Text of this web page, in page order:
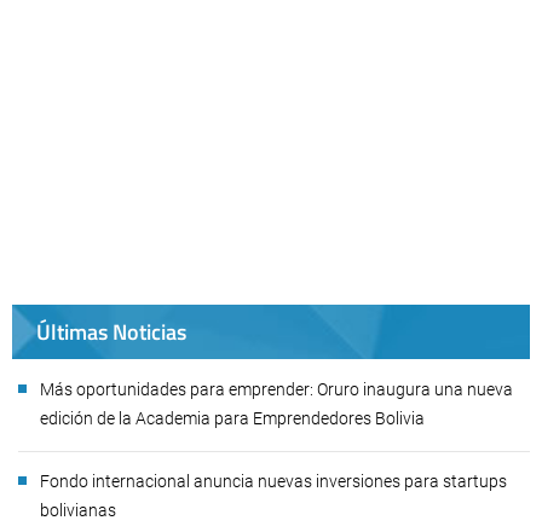
Últimas Noticias
Más oportunidades para emprender: Oruro inaugura una nueva
edición de la Academia para Emprendedores Bolivia
Fondo internacional anuncia nuevas inversiones para startups
bolivianas